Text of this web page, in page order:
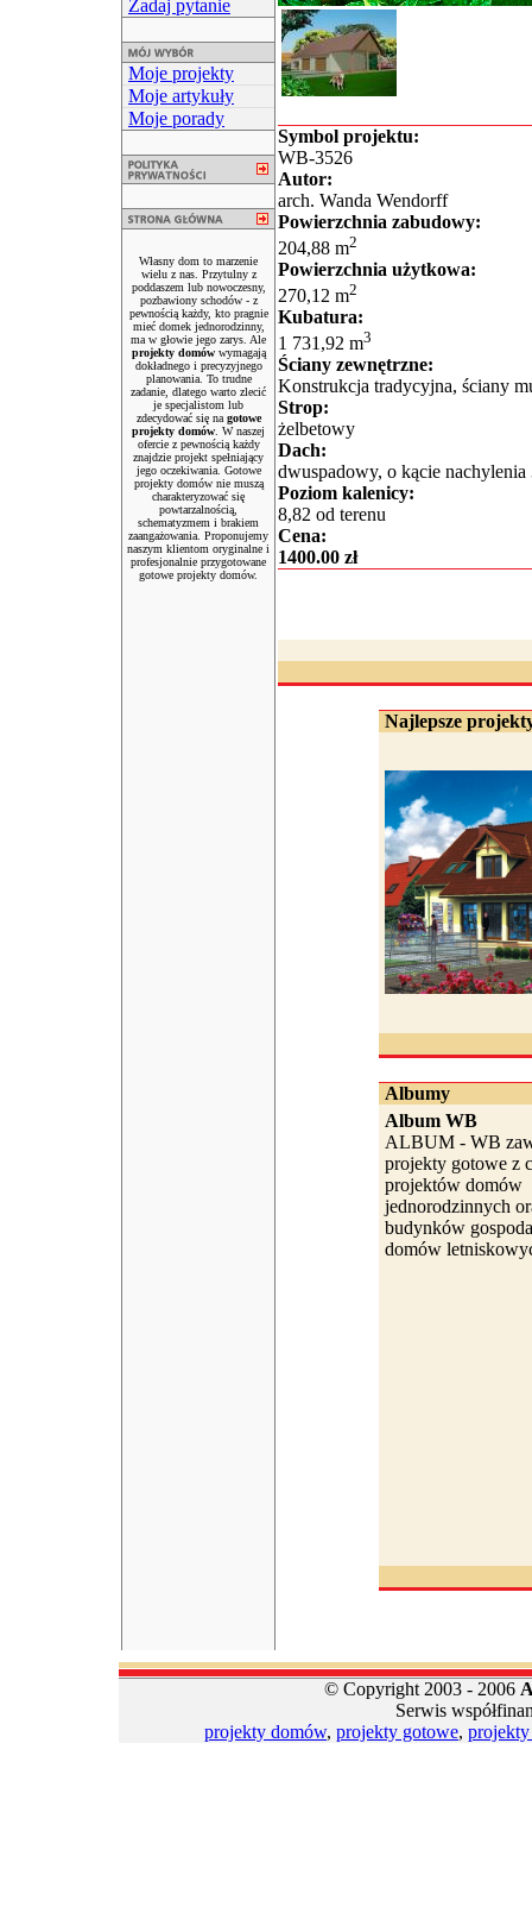
Zadaj pytanie
Moje projekty
Moje artykuły
Moje porady
Własny dom to marzenie
wielu z nas. Przytulny z
poddaszem lub nowoczesny,
pozbawiony schodów - z
pewnością każdy, kto pragnie
mieć domek jednorodzinny,
ma w głowie jego zarys. Ale
projekty domówwymagają
dokładnego i precyzyjnego
planowania. To trudne
zadanie, dlatego warto zlecić
je specjalistom lub
zdecydować się na gotowe
projekty domów . W naszej
ofercie z pewnością każdy
znajdzie projekt spełniający
jego oczekiwania. Gotowe
projekty domów nie muszą
charakteryzować się
powtarzalnością,
schematyzmem i brakiem
zaangażowania. Proponujemy
naszym klientom oryginalne i
profesjonalnie przygotowane
gotowe projekty domów.
Symbol projektu:
WB-3526
Autor:
arch. Wanda Wendorff
Powierzchnia zabudowy:
204,88 m2
Powierzchnia użytkowa:
270,12 m2
Kubatura:
1 731,92 m3
Ściany zewnętrzne:
Konstrukcja tradycyjna, ściany
Strop:
żelbetowy
Dach:
dwuspadowy, o kącie
Poziom kalenicy:
8,82 od terenu
Cena:
1400.00 zł
Najlepsze
Albumy
Album WB
ALBUM - WB
projekty gotowe z
projektów domów
jednorodzinnych
budynków
domów
© Copyright 2003 - 2006
Serwis
projekty domów, projekty gotowe,